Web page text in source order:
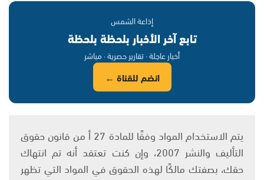
إذاعة الشمس
تابع آخر الأخبار بلحظة بلحظة
أخبار عاجلة · تقارير حصرية · مباشر
انضم للقناة ←
يتم الاستخدام المواد وفقًا للمادة 27 أ من قانون حقوق
التأليف والنشر 2007، وإن كنت تعتقد أنه تم انتهاك
حقك، بصفتك مالكًا لهذه الحقوق في المواد التي تظهر